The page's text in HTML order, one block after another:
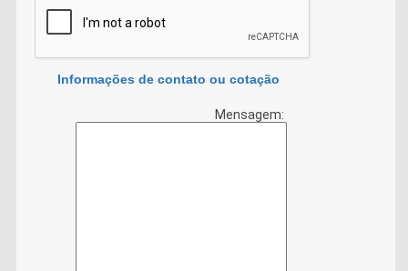
Informações de contato ou cotação
Mensagem: